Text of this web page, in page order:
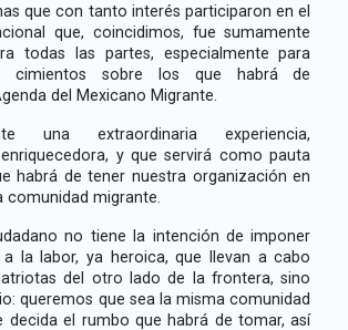
que con tanto interés participaron en el
que, coincidimos, fue sumamente
todas las partes, especialmente para
cimientos sobre los que habrá de
del Mexicano Migrante.
una extraordinaria experiencia,
y que servirá como pauta
habrá de tener nuestra organización en
migrante.
no tiene la intención de imponer
a la labor, ya heroica, que llevan a cabo
del otro lado de la frontera, sino
queremos que sea la misma comunidad
decida el rumbo que habrá de tomar, así